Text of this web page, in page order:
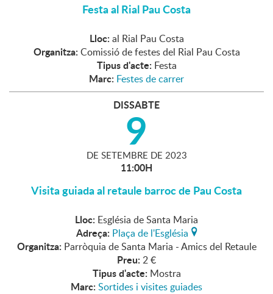
Festa al Rial Pau Costa
Lloc: al Rial Pau Costa
Organitza: Comissió de festes del Rial Pau Costa
Tipus d'acte: Festa
Marc: Festes de carrer
DISSABTE
9
DE SETEMBRE DE 2023
11:00H
Visita guiada al retaule barroc de Pau Costa
Lloc: Església de Santa Maria
Adreça: Plaça de l'Església
Organitza: Parròquia de Santa Maria - Amics del Retaule
Preu: 2 €
Tipus d'acte: Mostra
Marc: Sortides i visites guiades